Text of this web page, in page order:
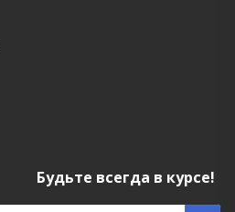
Будьте всегда в курсе!